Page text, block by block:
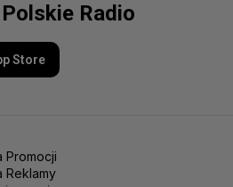
Radio
Store
Promocji
Reklamy